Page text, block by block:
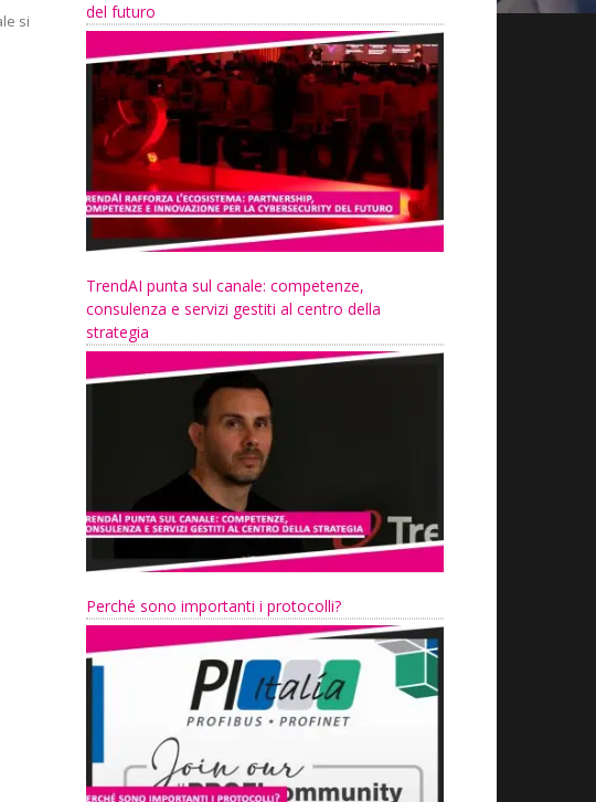
si
del futuro
TrendAI punta sul canale: competenze,
consulenza e servizi gestiti al centro della
strategia
Perché sono importanti i protocolli?